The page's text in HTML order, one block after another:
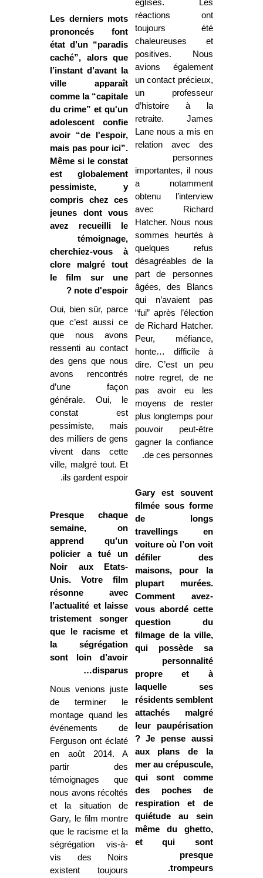
églises. Les
réactions ont
toujours été
chaleureuses et
positives. Nous
avions également
un contact précieux,
un professeur
d’histoire à la
retraite. James
Lane nous a mis en
relation avec des
personnes
importantes, il nous
a notamment
obtenu l’interview
avec Richard
Hatcher. Nous nous
sommes heurtés à
quelques refus
désagréables de la
part de personnes
âgées, des Blancs
qui n’avaient pas
“fui” après l’élection
de Richard Hatcher.
Peur, méfiance,
honte… difficile à
dire. C’est un peu
notre regret, de ne
pas avoir eu les
moyens de rester
plus longtemps pour
pouvoir peut-être
gagner la confiance
de ces personnes.
Gary est souvent
filmée sous forme
de longs
travellings en
voiture où l’on voit
défiler des
maisons, pour la
plupart murées.
Comment avez-
vous abordé cette
question du
filmage de la ville,
qui possède sa
personnalité
propre et à
laquelle ses
résidents semblent
attachés malgré
leur paupérisation
? Je pense aussi
aux plans de la
mer au crépuscule,
qui sont comme
des poches de
respiration et de
quiétude au sein
même du ghetto,
et qui sont
presque
trompeurs.
Les derniers mots
prononcés font
état d’un “paradis
caché”, alors que
l’instant d’avant la
ville apparaît
comme la “capitale
du crime” et qu'un
adolescent confie
avoir “de l'espoir,
mais pas pour ici”.
Même si le constat
est globalement
pessimiste, y
compris chez ces
jeunes dont vous
avez recueilli le
témoignage,
cherchiez-vous à
clore malgré tout
le film sur une
note d'espoir ?
Oui, bien sûr, parce
que c’est aussi ce
que nous avons
ressenti au contact
des gens que nous
avons rencontrés
d’une façon
générale. Oui, le
constat est
pessimiste, mais
des milliers de gens
vivent dans cette
ville, malgré tout. Et
ils gardent espoir.
Presque chaque
semaine, on
apprend qu’un
policier a tué un
Noir aux Etats-
Unis. Votre film
résonne avec
l’actualité et laisse
tristement songer
que le racisme et
la ségrégation
sont loin d’avoir
disparus…
Nous venions juste
de terminer le
montage quand les
événements de
Ferguson ont éclaté
en août 2014. A
partir des
témoignages que
nous avons récoltés
et la situation de
Gary, le film montre
que le racisme et la
ségrégation vis-à-
vis des Noirs
existent toujours